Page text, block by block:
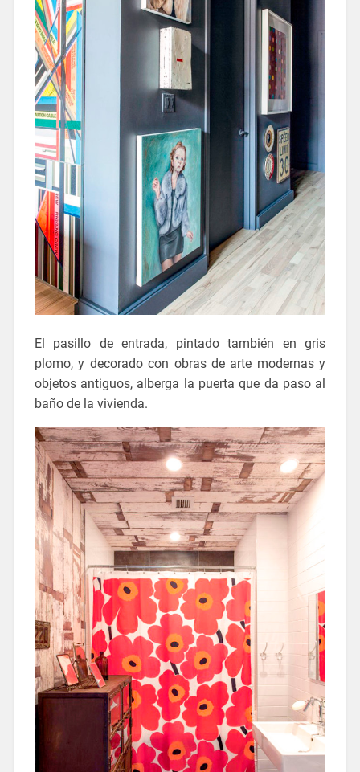
El pasillo de entrada, pintado también en gris
plomo, y decorado con obras de arte modernas y
objetos antiguos, alberga la puerta que da paso al
baño de la vivienda.